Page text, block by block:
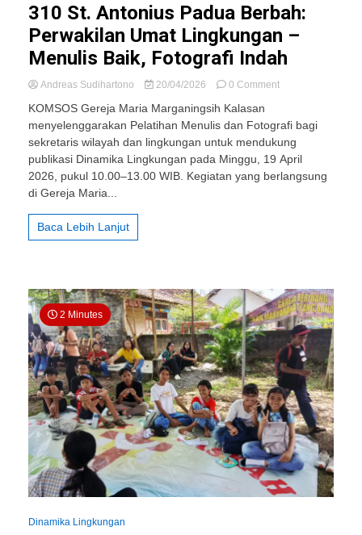
310 St. Antonius Padua Berbah:
Perwakilan Umat Lingkungan –
Menulis Baik, Fotografi Indah
Andreas Sudihartono 20/04/2026 0 Commenton
Antonius
Padua
Berbah:
Perwakilan
Umat
KOMSOS Gereja Maria Marganingsih Kalasan
menyelenggarakan Pelatihan Menulis dan Fotografi bagi
sekretaris wilayah dan lingkungan untuk mendukung
publikasi Dinamika Lingkungan pada Minggu, 19 April
2026, pukul 10.00–13.00 WIB. Kegiatan yang berlangsung
di Gereja Maria...
Baca Lebih Lanjut
2 Minutes
Dinamika Lingkungan